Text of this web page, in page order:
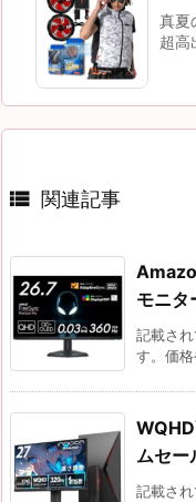
真夏
超高
 関連記事
モニタ
記載さ
す。価
ムセー
記載さ